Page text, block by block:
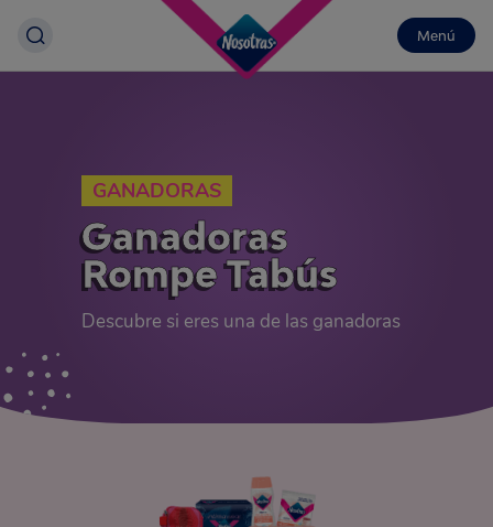
Menú
GANADORAS
Ganadoras
Rompe Tabús
Descubre si eres una de las ganadoras